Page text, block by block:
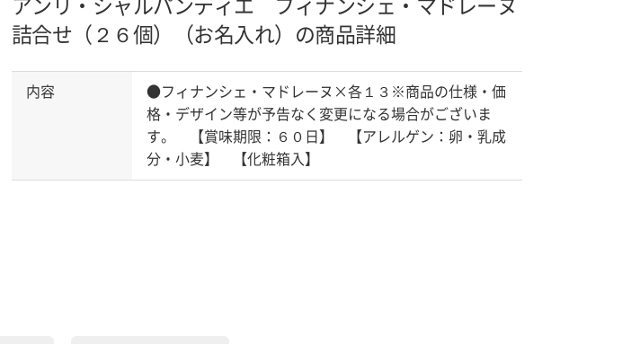
アンリ・シャルパンティエ フィナンシェ・マドレーヌ
詰合せ（２６個）（お名入れ）の商品詳細
内容
●フィナンシェ・マドレーヌ×各１３※商品の仕様・価
格・デザイン等が予告なく変更になる場合がございま
す。 【賞味期限：６０日】 【アレルゲン：卵・乳成
分・小麦】 【化粧箱入】